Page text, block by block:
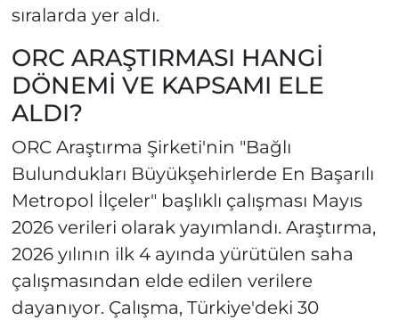
sıralarda yer aldı.
ORC ARAŞTIRMASI HANGİ
DÖNEMİ VE KAPSAMI ELE
ALDI?
ORC Araştırma Şirketi'nin "Bağlı
Bulundukları Büyükşehirlerde En Başarılı
Metropol İlçeler" başlıklı çalışması Mayıs
2026 verileri olarak yayımlandı. Araştırma,
2026 yılının ilk 4 ayında yürütülen saha
çalışmasından elde edilen verilere
dayanıyor. Çalışma, Türkiye'deki 30